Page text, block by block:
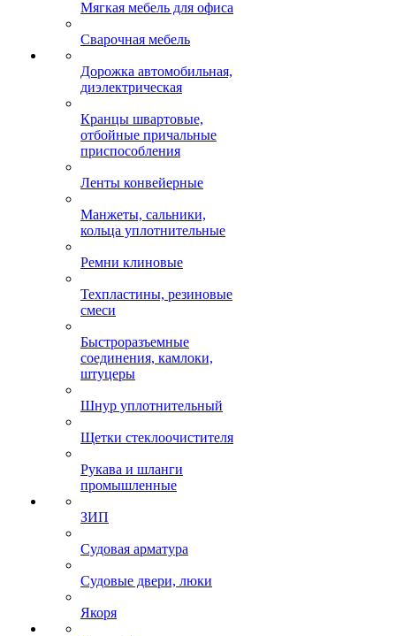
Мягкая мебель для офиса
Сварочная мебель
Дорожка автомобильная,
диэлектрическая
Кранцы швартовые,
отбойные причальные
приспособления
Ленты конвейерные
Манжеты, сальники,
кольца уплотнительные
Ремни клиновые
Техпластины, резиновые
смеси
Быстроразъемные
соединения, камлоки,
штуцеры
Шнур уплотнительный
Щетки стеклоочистителя
Рукава и шланги
промышленные
ЗИП
Судовая арматура
Судовые двери, люки
Якоря